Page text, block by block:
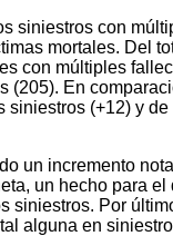
siniestros con
mortales. Del
con múltiples
(205). En
siniestros (+12) y
un incremento
un hecho para
siniestros. Por
alguna en